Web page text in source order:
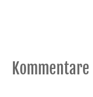
Kommentare